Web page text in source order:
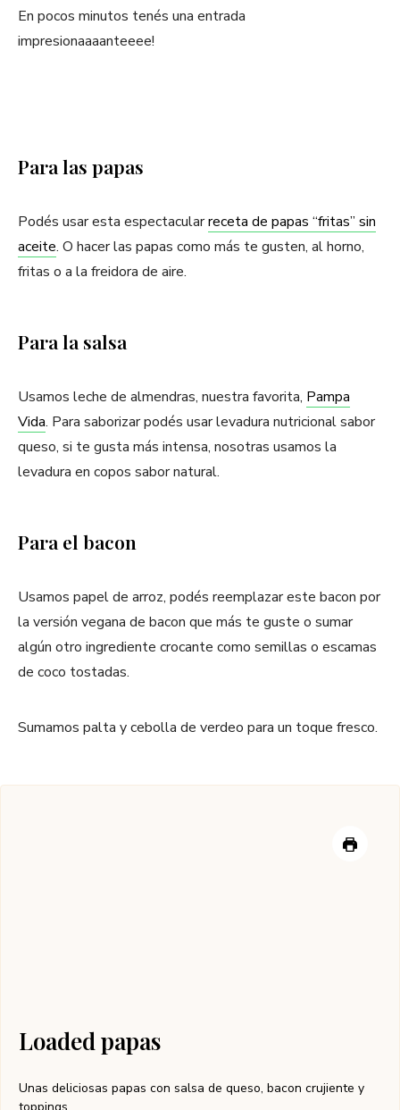
En pocos minutos tenés una entrada
impresionaaaanteeee!
Para las papas
Podés usar esta espectacularreceta de papas “fritas” sin
aceite. O hacer las papas como más te gusten, al horno,
fritas o a la freidora de aire.
Para la salsa
Usamos leche de almendras, nuestra favorita, Pampa
Vida. Para saborizar podés usar levadura nutricional sabor
queso, si te gusta más intensa, nosotras usamos la
levadura en copos sabor natural.
Para el bacon
Usamos papel de arroz, podés reemplazar este bacon por
la versión vegana de bacon que más te guste o sumar
algún otro ingrediente crocante como semillas o escamas
de coco tostadas.
Sumamos palta y cebolla de verdeo para un toque fresco.
Loaded papas
Unas deliciosas papas con salsa de queso, bacon crujiente y